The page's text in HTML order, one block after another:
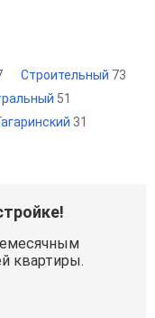
Строительный 73
51
31
квартиры.